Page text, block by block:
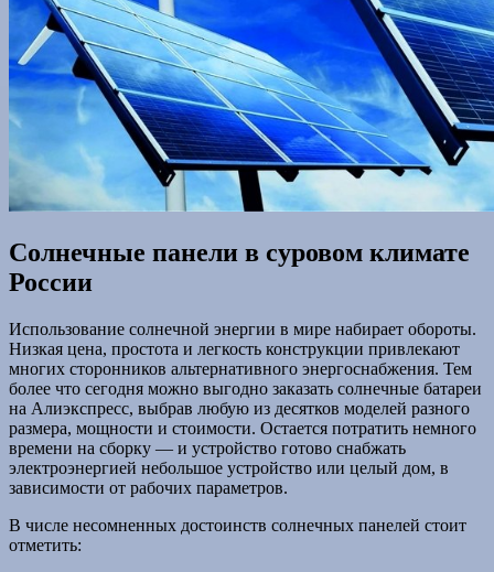
Солнечные панели в суровом климате
России
Использование солнечной энергии в мире набирает обороты.
Низкая цена, простота и легкость конструкции привлекают
многих сторонников альтернативного энергоснабжения. Тем
более что сегодня можно выгодно заказать солнечные батареи
на Алиэкспресс, выбрав любую из десятков моделей разного
размера, мощности и стоимости. Остается потратить немного
времени на сборку — и устройство готово снабжать
электроэнергией небольшое устройство или целый дом, в
зависимости от рабочих параметров.
В числе несомненных достоинств солнечных панелей стоит
отметить: